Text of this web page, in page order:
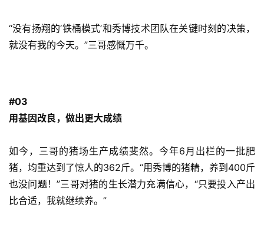
今
日
猪
“没有扬翔的‘铁桶模式’和秀博技术团队在关键时刻的决策，
就没有我的今天。”三哥感慨万千。
#03
用基因改良，做出更大成绩
如今，三哥的猪场生产成绩斐然。今年6月出栏的一批肥
猪，均重达到了惊人的362斤。“用秀博的猪精，养到400斤
也没问题！”三哥对猪的生长潜力充满信心，“只要投入产出
比合适，我就继续养。”